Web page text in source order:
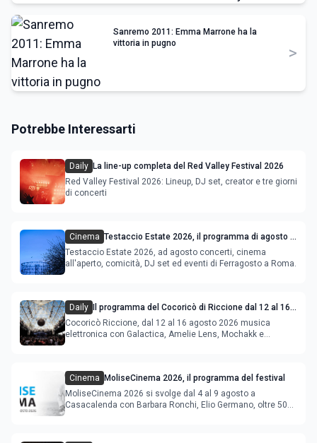
Sanremo 2011: Emma Marrone ha la
vittoria in pugno
>
Potrebbe Interessarti
Daily La line-up completa del Red Valley Festival 2026
Red Valley Festival 2026: Lineup, DJ set, creator e tre giorni
di concerti
Cinema Testaccio Estate 2026, il programma di agosto e
Ferragosto
Testaccio Estate 2026, ad agosto concerti, cinema
all'aperto, comicità, DJ set ed eventi di Ferragosto a Roma.
Daily
Il programma del Cocoricò di Riccione dal 12 al 16
agosto 2026
Cocoricò Riccione, dal 12 al 16 agosto 2026 musica
elettronica con Galactica, Amelie Lens, Mochakk e
Cinema
MoliseCinema 2026, il programma del festival
MoliseCinema 2026 si svolge dal 4 al 9 agosto a
Casacalenda con Barbara Ronchi, Elio Germano, oltre 50